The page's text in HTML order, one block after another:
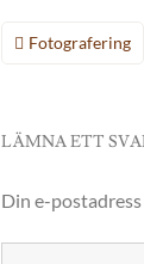
Fotografering
LÄMNA ETT
Din e-